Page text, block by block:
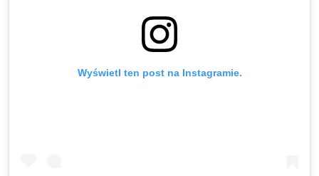
Wyświetl ten post na Instagramie.